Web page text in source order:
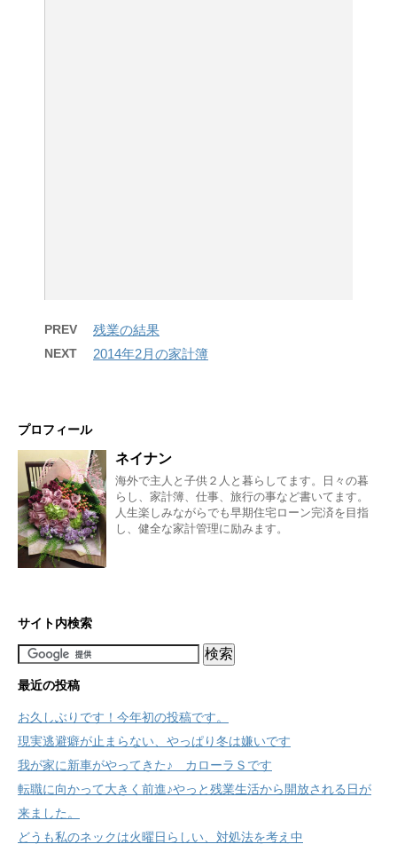
PREV 残業の結果
NEXT 2014年2月の家計簿
プロフィール
ネイナン
海外で主人と子供２人と暮らしてます。日々の暮
らし、家計簿、仕事、旅行の事など書いてます。
人生楽しみながらでも早期住宅ローン完済を目指
し、健全な家計管理に励みます。
サイト内検索
最近の投稿
お久しぶりです！今年初の投稿です。
現実逃避癖が止まらない、やっぱり冬は嫌いです
我が家に新車がやってきた♪ カローラＳです
転職に向かって大きく前進♪やっと残業生活から開放される日が
来ました。
どうも私のネックは火曜日らしい、対処法を考え中